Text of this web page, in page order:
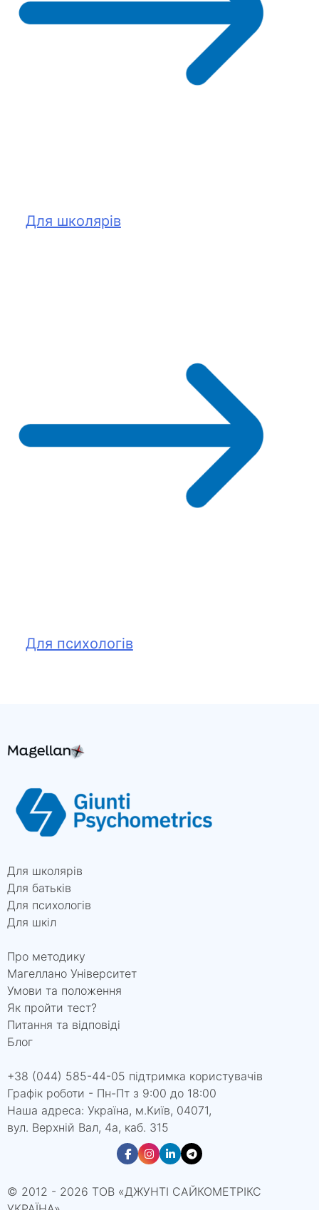
Для школярів
Для психологів
Для школярів
Для батьків
Для психологів
Для шкіл
Про методику
Магеллано Університет
Умови та положення
Як пройти тест?
Питання та відповіді
Блог
+38 (044) 585-44-05 підтримка користувачів
Графік роботи - Пн-Пт з 9:00 до 18:00
Наша адреса: Україна, м.Київ, 04071,
вул. Верхній Вал, 4а, каб. 315
© 2012 - 2026 ТОВ «ДЖУНТІ САЙКОМЕТРІКС